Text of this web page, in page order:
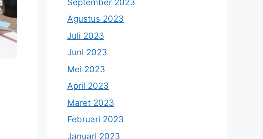
September 2023
Agustus 2023
Juli 2023
Juni 2023
Mei 2023
April 2023
Maret 2023
Februari 2023
Januari 2023